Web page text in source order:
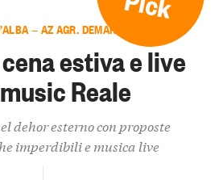
— AZ AGR. DEMARIE
estiva e live
Reale
dehor esterno con proposte
imperdibili e musica live